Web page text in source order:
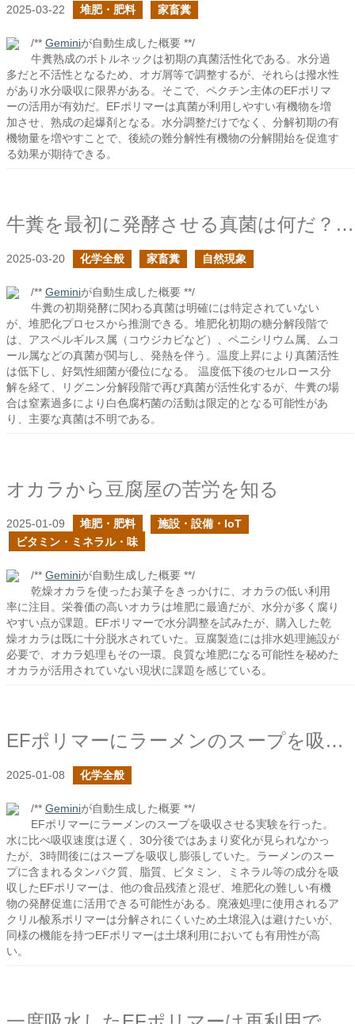
2025-03-22 堆肥・肥料 家畜糞
/** Geminiが自動生成した概要 **/
牛糞熟成のボトルネックは初期の真菌活性化である。水分過
多だと不活性となるため、オガ屑等で調整するが、それらは撥水性
があり水分吸収に限界がある。そこで、ペクチン主体のEFポリマ
ーの活用が有効だ。EFポリマーは真菌が利用しやすい有機物を増
加させ、熟成の起爆剤となる。水分調整だけでなく、分解初期の有
機物量を増やすことで、後続の難分解性有機物の分解開始を促進す
る効果が期待できる。
牛糞を最初に発酵させる真菌は何だ？の続き
2025-03-20 化学全般 家畜糞 自然現象
/** Geminiが自動生成した概要 **/
牛糞の初期発酵に関わる真菌は明確には特定されていない
が、堆肥化プロセスから推測できる。堆肥化初期の糖分解段階で
は、アスペルギルス属（コウジカビなど）、ペニシリウム属、ムコ
ール属などの真菌が関与し、発熱を伴う。温度上昇により真菌活性
は低下し、好気性細菌が優位になる。 温度低下後のセルロース分
解を経て、リグニン分解段階で再び真菌が活性化するが、牛糞の場
合は窒素過多により白色腐朽菌の活動は限定的となる可能性があ
り、主要な真菌は不明である。
オカラから豆腐屋の苦労を知る
2025-01-09 堆肥・肥料
施設・設備・IoT
ビタミン・ミネラル・味
/** Geminiが自動生成した概要 **/
乾燥オカラを使ったお菓子をきっかけに、オカラの低い利用
率に注目。栄養価の高いオカラは堆肥に最適だが、水分が多く腐り
やすい点が課題。EFポリマーで水分調整を試みたが、購入した乾
燥オカラは既に十分脱水されていた。豆腐製造には排水処理施設が
必要で、オカラ処理もその一環。良質な堆肥になる可能性を秘めた
オカラが活用されていない現状に課題を感じている。
EFポリマーにラーメンのスープを吸わせてみた
2025-01-08 化学全般
/** Geminiが自動生成した概要 **/
EFポリマーにラーメンのスープを吸収させる実験を行った。
水に比べ吸収速度は遅く、30分後ではあまり変化が見られなかっ
たが、3時間後にはスープを吸収し膨張していた。ラーメンのスー
プに含まれるタンパク質、脂質、ビタミン、ミネラル等の成分を吸
収したEFポリマーは、他の食品残渣と混ぜ、堆肥化の難しい有機
物の発酵促進に活用できる可能性がある。廃液処理に使用されるア
クリル酸系ポリマーは分解されにくいため土壌混入は避けたいが、
同様の機能を持つEFポリマーは土壌利用においても有用性が高
い。